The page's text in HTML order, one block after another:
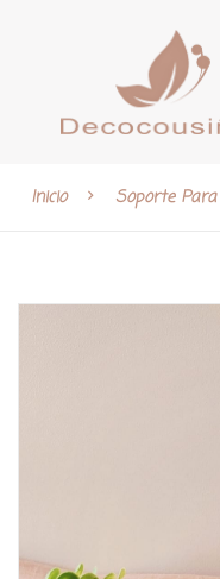
Inicio Soporte